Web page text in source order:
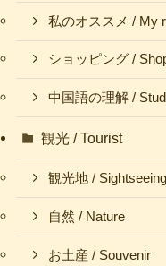
私のオススメ / My
ショッピング /
中国語の理解 /
観光 / Tourist
観光地 / Sightseeing
自然 / Nature
お土産 / Souvenir